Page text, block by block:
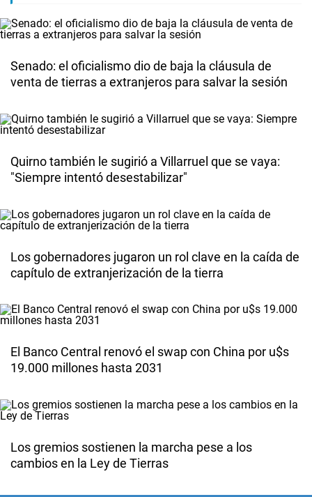
Senado: el oficialismo dio de baja la cláusula de
venta de tierras a extranjeros para salvar la sesión
Quirno también le sugirió a Villarruel que se vaya:
"Siempre intentó desestabilizar"
Los gobernadores jugaron un rol clave en la caída de
capítulo de extranjerización de la tierra
El Banco Central renovó el swap con China por u$s
19.000 millones hasta 2031
Los gremios sostienen la marcha pese a los
cambios en la Ley de Tierras